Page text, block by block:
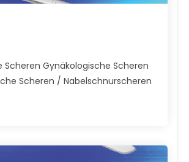
Scheren Gynäkologische Scheren
Scheren / Nabelschnurscheren